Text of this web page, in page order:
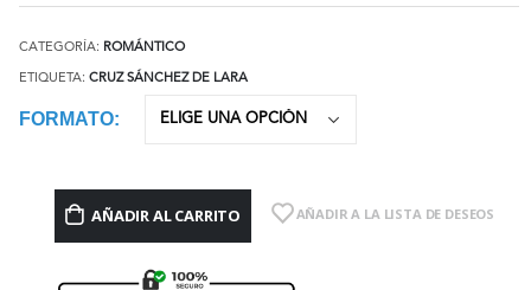
CATEGORÍA: ROMÁNTICO
ETIQUETA: CRUZ SÁNCHEZ DE LARA
FORMATO
AÑADIR AL CARRITO AÑADIR A LA LISTA DE DESEOS